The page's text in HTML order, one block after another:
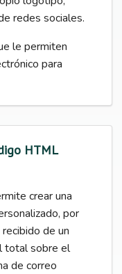
redes sociales.
le permiten
para
HTML
crear una
por
de un
total sobre el
de correo